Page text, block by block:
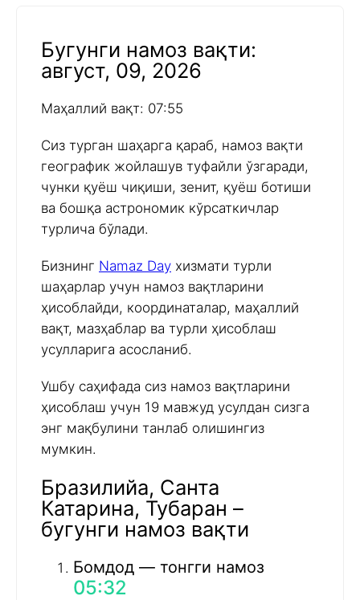
Бугунги намоз вақти:
август, 09, 2026
Маҳаллий вақт: 07:55
Сиз турган шаҳарга қараб, намоз вақти
географик жойлашув туфайли ўзгаради,
чунки қуёш чиқиши, зенит, қуёш ботиши
ва бошқа астрономик кўрсаткичлар
турлича бўлади.
Бизнинг Namaz Day хизмати турли
шаҳарлар учун намоз вақтларини
ҳисоблайди, координаталар, маҳаллий
вақт, мазҳаблар ва турли ҳисоблаш
усулларига асосланиб.
Ушбу саҳифада сиз намоз вақтларини
ҳисоблаш учун 19 мавжуд усулдан сизга
энг мақбулини танлаб олишингиз
мумкин.
Бразилийа, Санта
Катарина, Тубаран –
бугунги намоз вақти
Бомдод — тонгги намоз
05:32